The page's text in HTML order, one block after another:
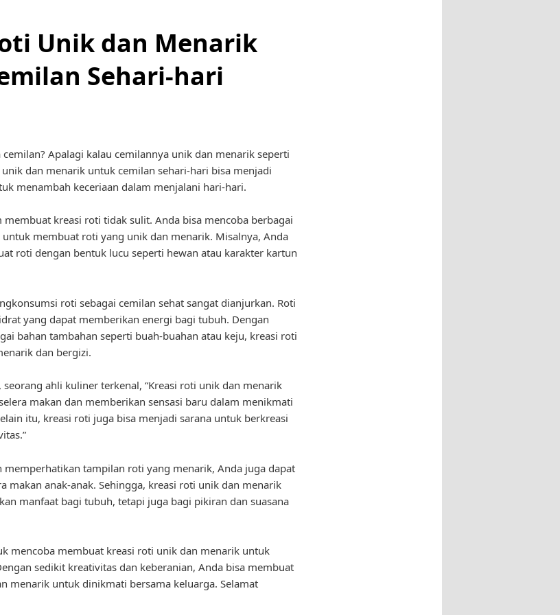
Unik dan Menarik
Sehari-hari
cemilan? Apalagi kalau cemilannya unik dan menarik seperti
dan menarik untuk cemilan sehari-hari bisa menjadi
menambah keceriaan dalam menjalani hari-hari.
kreasi roti tidak sulit. Anda bisa mencoba berbagai
untuk membuat roti yang unik dan menarik. Misalnya, Anda
roti dengan bentuk lucu seperti hewan atau karakter kartun
roti sebagai cemilan sehat sangat dianjurkan. Roti
yang dapat memberikan energi bagi tubuh. Dengan
bahan tambahan seperti buah-buahan atau keju, kreasi roti
dan bergizi.
seorang ahli kuliner terkenal, “Kreasi roti unik dan menarik
makan dan memberikan sensasi baru dalam menikmati
itu, kreasi roti juga bisa menjadi sarana untuk berkreasi
memperhatikan tampilan roti yang menarik, Anda juga dapat
makan anak-anak. Sehingga, kreasi roti unik dan menarik
manfaat bagi tubuh, tetapi juga bagi pikiran dan suasana
mencoba membuat kreasi roti unik dan menarik untuk
sedikit kreativitas dan keberanian, Anda bisa membuat
menarik untuk dinikmati bersama keluarga. Selamat